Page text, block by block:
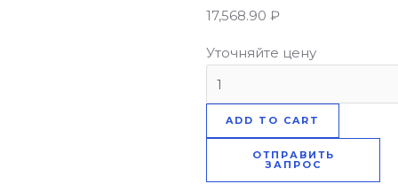
17,568.90₽
Уточняйте цену
ADD TO CART
ОТПРАВИТЬ
ЗАПРОС